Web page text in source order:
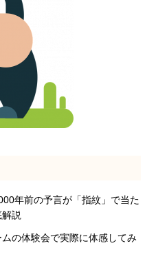
年前の予言が「指紋」で当た
説
の体験会で実際に体感してみ